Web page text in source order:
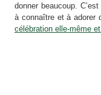
donner beaucoup.
à connaître et à adorer
célébration elle-même